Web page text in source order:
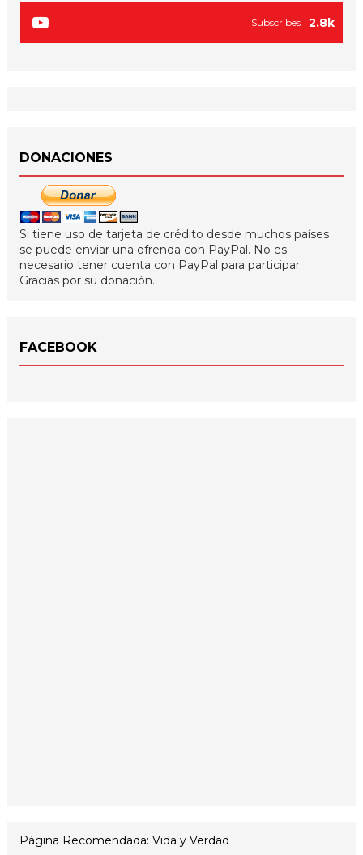
2.8k
Subscribes
DONACIONES
Si tiene uso de tarjeta de crédito desde muchos países
se puede enviar una ofrenda con PayPal. No es
necesario tener cuenta con PayPal para participar.
Gracias por su donación.
FACEBOOK
Página Recomendada: Vida y Verdad